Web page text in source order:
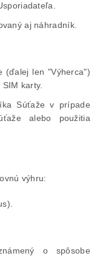
aj náhradník.
(ďalej len "Výherca")
karty.
Súťaže v prípade
alebo použitia
výhru:
o spôsobe